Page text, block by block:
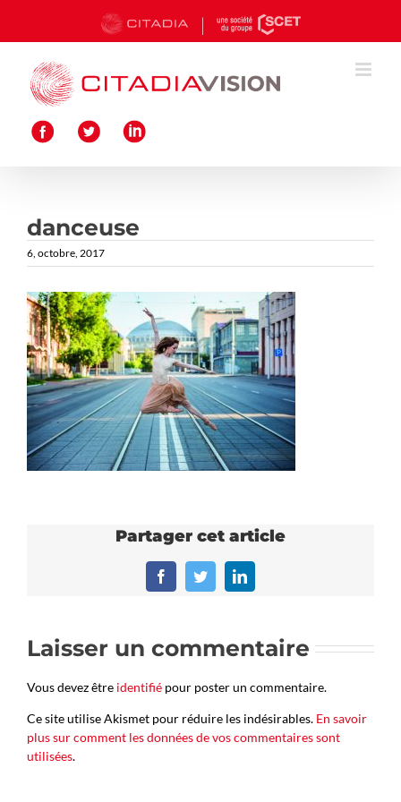
contenu
danceuse
6, octobre, 2017
Partager cet article
FacebookTwitterLinkedIn
Laisser un commentaire
Vous devez être identifié pour poster un commentaire.
Ce site utilise Akismet pour réduire les indésirables. En savoir
plus sur comment les données de vos commentaires sont
utilisées.